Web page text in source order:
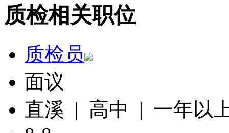
质检相关职位
质检员
面议
直溪 | 高中 | 一年以